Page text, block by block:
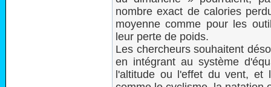
nombre exact de calories
moyenne comme pour les
leur perte de poids.
Les chercheurs souhaitent
en intégrant au système
l'altitude ou l'effet du vent, et